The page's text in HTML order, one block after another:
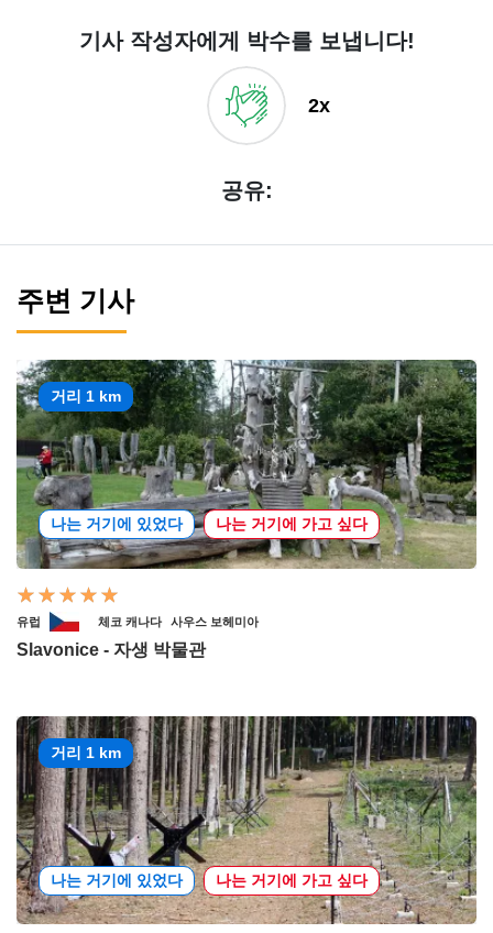
기사 작성자에게 박수를 보냅니다!
2x
공유:
주변 기사
거리 1 km
나는 거기에 있었다 나는 거기에 가고 싶다
유럽 체코 캐나다 사우스 보헤미아
Slavonice - 자생 박물관
거리 1 km
나는 거기에 있었다 나는 거기에 가고 싶다